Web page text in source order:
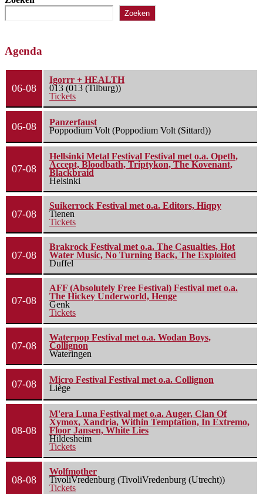
Zoeken
Agenda
06-08
Igorrr + HEALTH
013 (013 (Tilburg))
Tickets
06-08
Panzerfaust
Poppodium Volt (Poppodium Volt (Sittard))
07-08
Hellsinki Metal Festival Festival met o.a. Opeth,
Accept, Bloodbath, Triptykon, The Kovenant,
Blackbraid
Helsinki
07-08
Suikerrock Festival met o.a. Editors, Hiqpy
Tienen
Tickets
07-08
Brakrock Festival met o.a. The Casualties, Hot
Water Music, No Turning Back, The Exploited
Duffel
07-08
AFF (Absolutely Free Festival) Festival met o.a.
The Hickey Underworld, Henge
Genk
Tickets
07-08
Waterpop Festival met o.a. Wodan Boys,
Collignon
Wateringen
07-08
Micro Festival Festival met o.a. Collignon
Liège
08-08
M'era Luna Festival met o.a. Auger, Clan Of
Xymox, Xandria, Within Temptation, In Extremo,
Floor Jansen, White Lies
Hildesheim
Tickets
08-08
Wolfmother
TivoliVredenburg (TivoliVredenburg (Utrecht))
Tickets